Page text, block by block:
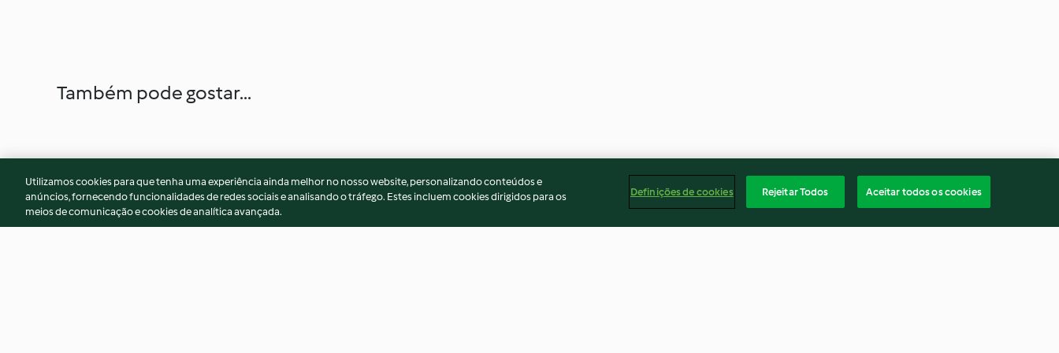
Também pode gostar...
Utilizamos cookies para que tenha uma experiência ainda melhor no nosso website, personalizando conteúdos e
anúncios, fornecendo funcionalidades de redes sociais e analisando o tráfego. Estes incluem cookies dirigidos para os
meios de comunicação e cookies de analítica avançada.
Definições de cookies Rejeitar Todos Aceitar todos os cookies